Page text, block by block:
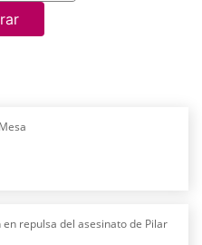
repulsa del asesinato de Pilar